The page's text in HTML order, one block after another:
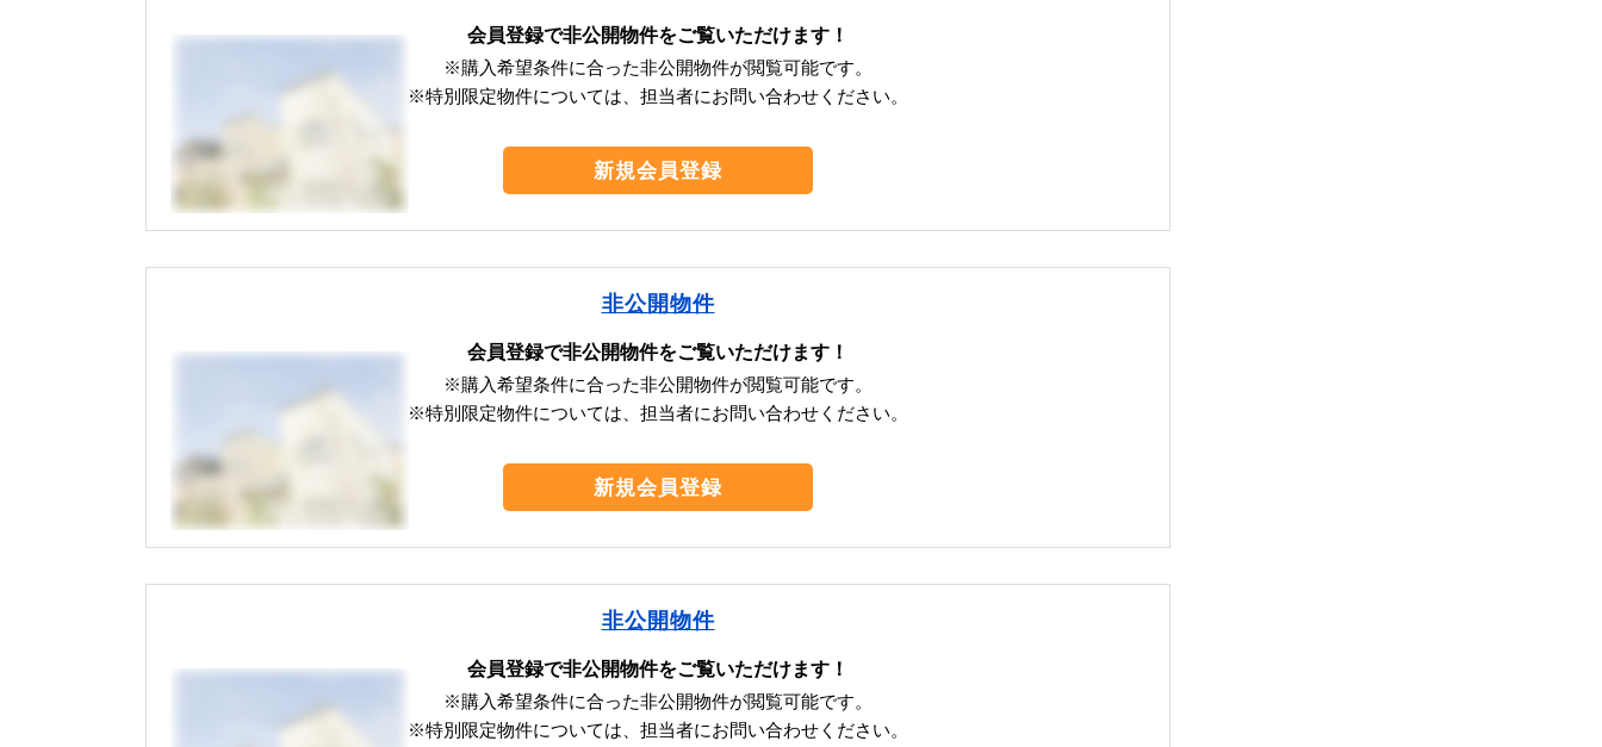
会員登録で非公開物件をご覧いただけます！
※購入希望条件に合った非公開物件が閲覧可能です。
※特別限定物件については、担当者にお問い合わせください。
新規会員登録
非公開物件
会員登録で非公開物件をご覧いただけます！
※購入希望条件に合った非公開物件が閲覧可能です。
※特別限定物件については、担当者にお問い合わせください。
新規会員登録
非公開物件
会員登録で非公開物件をご覧いただけます！
※購入希望条件に合った非公開物件が閲覧可能です。
※特別限定物件については、担当者にお問い合わせください。